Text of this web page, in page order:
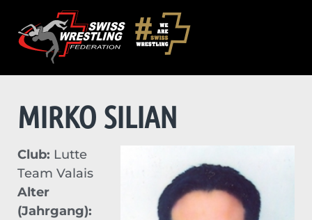
MIRKO SILIAN
Club: Lutte
Team Valais
Alter
(Jahrgang):